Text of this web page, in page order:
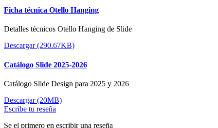
Ficha técnica Otello Hanging
Detalles técnicos Otello Hanging de Slide
Descargar (290.67KB)
Catálogo Slide 2025-2026
Catálogo Slide Design para 2025 y 2026
Descargar (20MB)
Escribe tu reseña
Se el primero en escribir una reseña